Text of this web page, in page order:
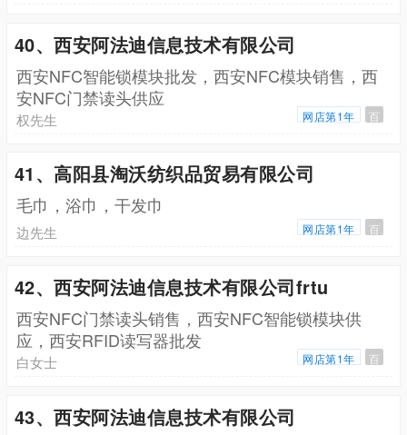
40、西安阿法迪信息技术有限公司
西安NFC智能锁模块批发，西安NFC模块销售，西
安NFC门禁读头供应
权先生 网店第1年 百
41、高阳县淘沃纺织品贸易有限公司
毛巾，浴巾，干发巾
边先生 网店第1年 百
42、西安阿法迪信息技术有限公司frtu
西安NFC门禁读头销售，西安NFC智能锁模块供
应，西安RFID读写器批发
白女士 网店第1年 百
43、西安阿法迪信息技术有限公司